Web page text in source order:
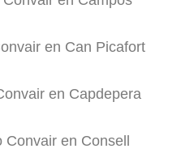
en Can Picafort
en Capdepera
en Consell